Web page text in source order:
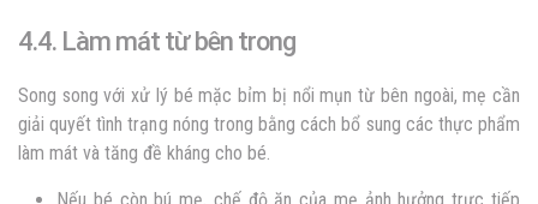
4.4. Làm mát từ bên trong
Song song với xử lý bé mặc bỉm bị nổi mụn từ bên ngoài, mẹ cần
giải quyết tình trạng nóng trong bằng cách bổ sung các thực phẩm
làm mát và tăng đề kháng cho bé.
Nếu bé còn bú mẹ, chế độ ăn của mẹ ảnh hưởng trực tiếp